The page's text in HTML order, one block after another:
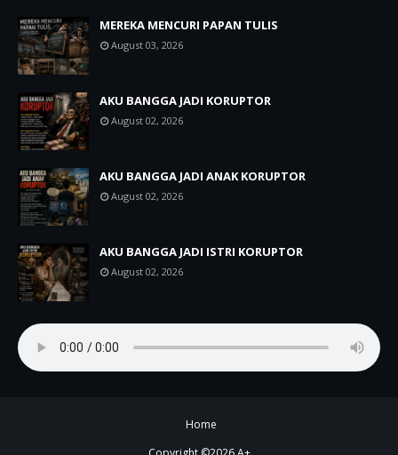
MEREKA MENCURI PAPAN TULIS
August 03, 2026
AKU BANGGA JADI KORUPTOR
August 02, 2026
AKU BANGGA JADI ANAK KORUPTOR
August 02, 2026
AKU BANGGA JADI ISTRI KORUPTOR
August 02, 2026
Home